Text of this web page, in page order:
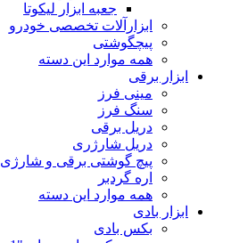
جعبه ابزار لیکوتا
ابزارآلات تخصصی خودرو
پیچگوشتی
همه موارد این دسته
ابزار برقی
مینی فرز
سنگ فرز
دریل برقی
دریل شارژری
پیچ گوشتی برقی و شارژی
اره گردبر
همه موارد این دسته
ابزار بادی
بکس بادی